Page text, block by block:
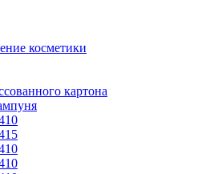
косметики
картона